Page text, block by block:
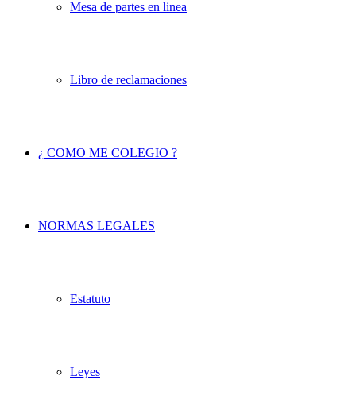
Mesa de partes en linea
Libro de reclamaciones
¿ COMO ME COLEGIO ?
NORMAS LEGALES
Estatuto
Leyes